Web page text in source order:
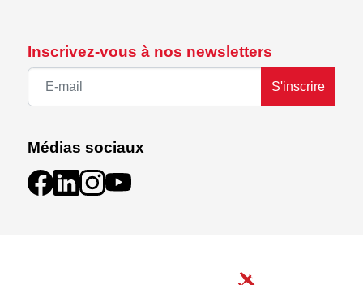
Inscrivez-vous à nos newsletters
S'inscrire
Médias sociaux